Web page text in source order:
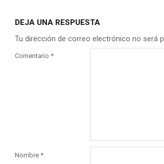
DEJA UNA RESPUESTA
Tu dirección de correo electrónico no será
Comentario *
Nombre *